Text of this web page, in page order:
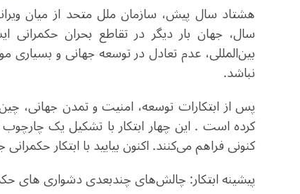
هشتاد سال پیش، سازمان ملل متحد از میان
سال، جهان بار دیگر در تقاطع بحران
بین‌المللی، عدم تعادل در توسعه جهانی و
نباشد.
پس از ابتکارات توسعه، امنیت و تمدن جهانی، چین
کرده است . این چهار ابتکار با تشکیل یک چارچوب
کنونی فراهم می‌کنند. اکنون بیایید با ابتکار
پیشینه ابتکار: چالش‌های چندبعدی دشواری های